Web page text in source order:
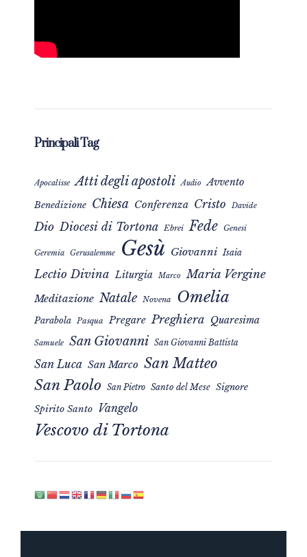
Principali Tag
Apocalisse Atti degli apostoli Audio Avvento
Benedizione Chiesa Conferenza Cristo Davide
Dio Diocesi di Tortona Ebrei Fede Genesi
Geremia Gerusalemme Gesù Giovanni Isaia
Lectio Divina Liturgia Marco Maria Vergine
Meditazione Natale Novena Omelia
Parabola Pasqua Pregare Preghiera Quaresima
Samuele San Giovanni San Giovanni Battista
San Luca San Marco San Matteo
San Paolo San Pietro Santo del Mese Signore
Spirito Santo Vangelo
Vescovo di Tortona